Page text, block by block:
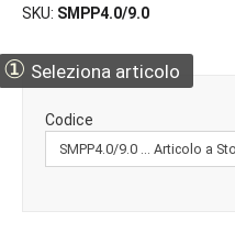
SKU SMPP4.0/9.0
① Seleziona articolo
Codice